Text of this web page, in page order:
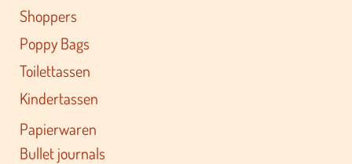
Shoppers
Poppy Bags
Toilettassen
Kindertassen
Papierwaren
Bullet journals